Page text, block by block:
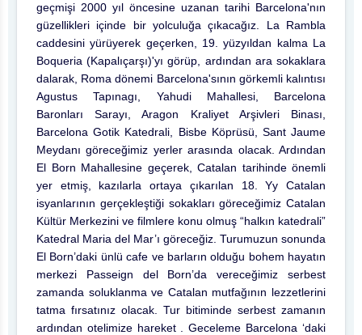
geçmişi 2000 yıl öncesine uzanan tarihi Barcelona'nın
güzellikleri içinde bir yolculuğa çıkacağız. La Rambla
caddesini yürüyerek geçerken, 19. yüzyıldan kalma La
Boqueria (Kapalıçarşı)'yı görüp, ardından ara sokaklara
dalarak, Roma dönemi Barcelona'sının görkemli kalıntısı
Agustus Tapınagı, Yahudi Mahallesi, Barcelona
Baronları Sarayı, Aragon Kraliyet Arşivleri Binası,
Barcelona Gotik Katedrali, Bisbe Köprüsü, Sant Jaume
Meydanı göreceğimiz yerler arasında olacak. Ardından
El Born Mahallesine geçerek, Catalan tarihinde önemli
yer etmiş, kazılarla ortaya çıkarılan 18. Yy Catalan
isyanlarının gerçekleştiği sokakları göreceğimiz Catalan
Kültür Merkezini ve filmlere konu olmuş “halkın katedrali”
Katedral Maria del Mar’ı göreceğiz. Turumuzun sonunda
El Born’daki ünlü cafe ve barların olduğu bohem hayatın
merkezi Passeign del Born’da vereceğimiz serbest
zamanda soluklanma ve Catalan mutfağının lezzetlerini
tatma fırsatınız olacak. Tur bitiminde serbest zamanın
ardından otelimize hareket . Geceleme Barcelona ‘daki